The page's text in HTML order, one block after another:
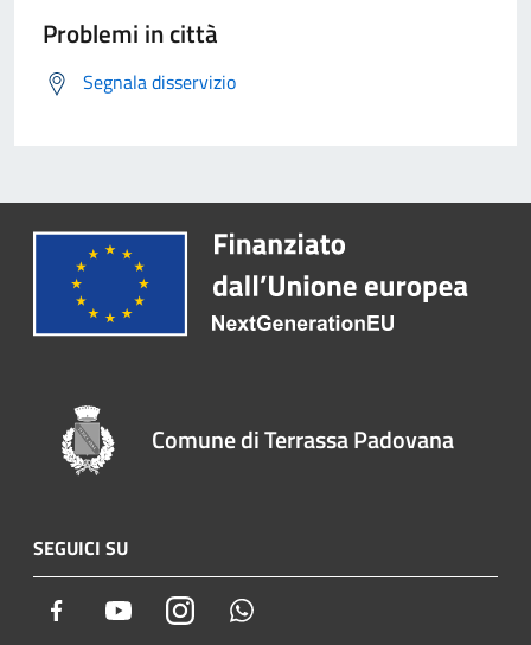
Problemi in città
Segnala disservizio
Comune di Terrassa Padovana
SEGUICI SU
Facebook YoutubeInstagram